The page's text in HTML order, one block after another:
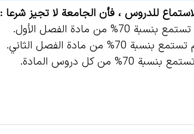
للدروس ، فأن الجامعة لا تجيز شرعا :